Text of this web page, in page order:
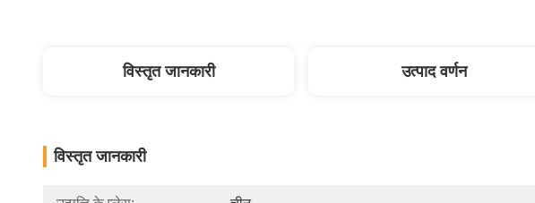
विस्तृत जानकारी उत्पाद वर्णन
विस्तृत जानकारी